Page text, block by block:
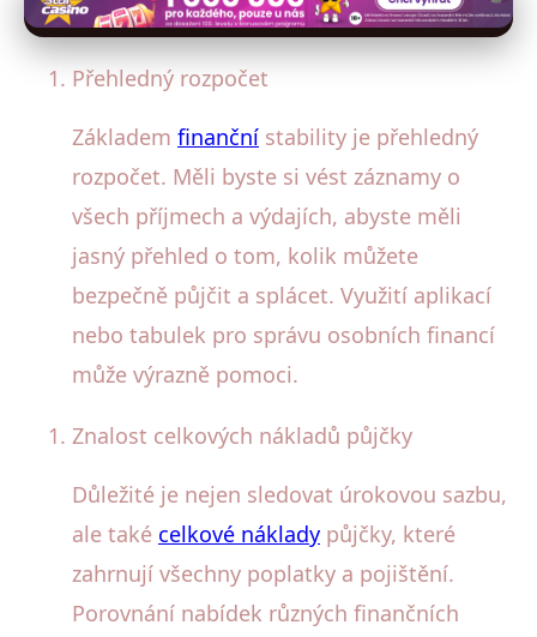
Přehledný rozpočet
Základem finanční stability je přehledný
rozpočet. Měli byste si vést záznamy o
všech příjmech a výdajích, abyste měli
jasný přehled o tom, kolik můžete
bezpečně půjčit a splácet. Využití aplikací
nebo tabulek pro správu osobních financí
může výrazně pomoci.
Znalost celkových nákladů půjčky
Důležité je nejen sledovat úrokovou sazbu,
ale také celkové náklady půjčky, které
zahrnují všechny poplatky a pojištění.
Porovnání nabídek různých finančních